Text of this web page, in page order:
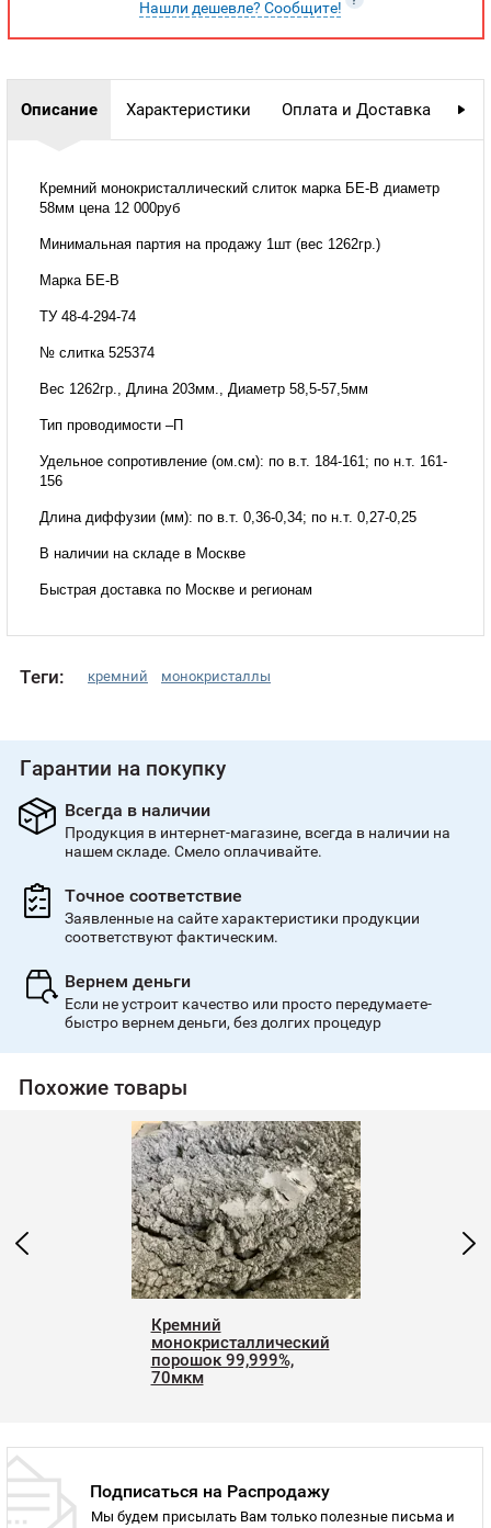
Нашли дешевле? Сообщите!
Описание Характеристики Оплата и Доставка
Кремний монокристаллический слиток марка БЕ-В диаметр
58мм цена 12 000руб
Минимальная партия на продажу 1шт (вес 1262гр.)
Марка БЕ-В
ТУ 48-4-294-74
№ слитка 525374
Вес 1262гр., Длина 203мм., Диаметр 58,5-57,5мм
Тип проводимости –П
Удельное сопротивление (ом.см): по в.т. 184-161; по н.т. 161-
156
Длина диффузии (мм): по в.т. 0,36-0,34; по н.т. 0,27-0,25
В наличии на складе в Москве
Быстрая доставка по Москве и регионам
Гарантии на покупку
Всегда в наличии
Продукция в интернет-магазине, всегда в наличии на
нашем складе. Смело оплачивайте.
Точное соответствие
Заявленные на сайте характеристики продукции
соответствуют фактическим.
Вернем деньги
Если не устроит качество или просто передумаете-
быстро вернем деньги, без долгих процедур
Похожие товары
Кремний
монокристаллический
порошок 99,999%,
70мкм
Теги: кремний монокристаллы
Подписаться на Распродажу
Мы будем присылать Вам только полезные письма и